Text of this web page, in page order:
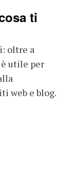
ti
oltre a
utile per
web e blog.